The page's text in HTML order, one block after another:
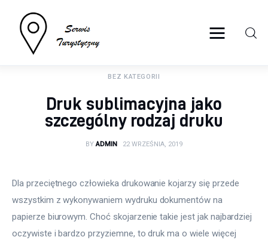
serwisturystyczny.net
Sport
Lifestyle
BEZ KATEGORII
Druk sublimacyjna jako
szczególny rodzaj druku
BY ADMIN 22 WRZEŚNIA, 2019
Dla przeciętnego człowieka drukowanie kojarzy się przede
wszystkim z wykonywaniem wydruku dokumentów na
papierze biurowym. Choć skojarzenie takie jest jak najbardziej
oczywiste i bardzo przyziemne, to druk ma o wiele więcej